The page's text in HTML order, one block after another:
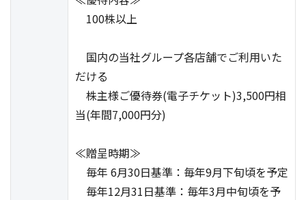
100株以上
国内の当社グループ各店舗でご利用いた
だける
株主様ご優待券(電子チケット)3,500円相
当(年間7,000円分)
≪贈呈時期≫
毎年 6月30日基準：毎年9月下旬頃を予定
毎年12月31日基準：毎年3月中旬頃を予